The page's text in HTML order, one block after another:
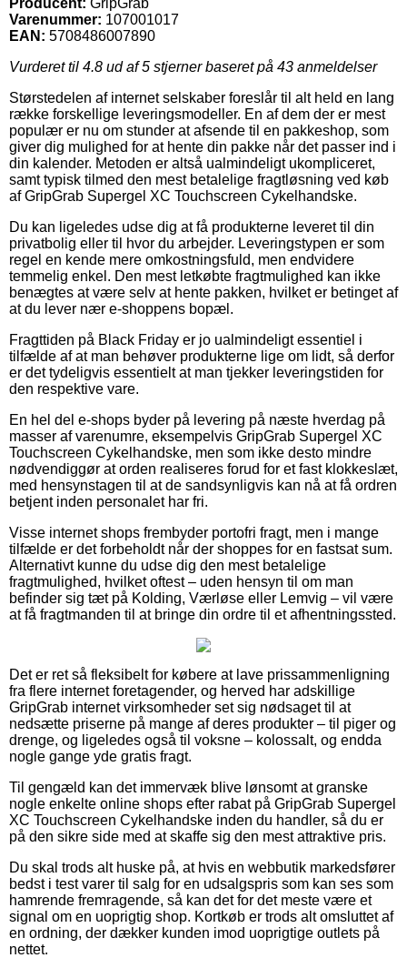
Varenummer: 107001017
EAN: 5708486007890
Vurderet til 4.8 ud af 5 stjerner baseret på 43 anmeldelser
Størstedelen af internet selskaber foreslår til alt held en lang
række forskellige leveringsmodeller. En af dem der er mest
populær er nu om stunder at afsende til en pakkeshop, som
giver dig mulighed for at hente din pakke når det passer ind i
din kalender. Metoden er altså ualmindeligt ukompliceret,
samt typisk tilmed den mest betalelige fragtløsning ved køb
af GripGrab Supergel XC Touchscreen Cykelhandske.
Du kan ligeledes udse dig at få produkterne leveret til din
privatbolig eller til hvor du arbejder. Leveringstypen er som
regel en kende mere omkostningsfuld, men endvidere
temmelig enkel. Den mest letkøbte fragtmulighed kan ikke
benægtes at være selv at hente pakken, hvilket er betinget af
at du lever nær e-shoppens bopæl.
Fragttiden på Black Friday er jo ualmindeligt essentiel i
tilfælde af at man behøver produkterne lige om lidt, så derfor
er det tydeligvis essentielt at man tjekker leveringstiden for
den respektive vare.
En hel del e-shops byder på levering på næste hverdag på
masser af varenumre, eksempelvis GripGrab Supergel XC
Touchscreen Cykelhandske, men som ikke desto mindre
nødvendiggør at orden realiseres forud for et fast klokkeslæt,
med hensynstagen til at de sandsynligvis kan nå at få ordren
betjent inden personalet har fri.
Visse internet shops frembyder portofri fragt, men i mange
tilfælde er det forbeholdt når der shoppes for en fastsat sum.
Alternativt kunne du udse dig den mest betalelige
fragtmulighed, hvilket oftest – uden hensyn til om man
befinder sig tæt på Kolding, Værløse eller Lemvig – vil være
at få fragtmanden til at bringe din ordre til et afhentningssted.
Det er ret så fleksibelt for købere at lave prissammenligning
fra flere internet foretagender, og herved har adskillige
GripGrab internet virksomheder set sig nødsaget til at
nedsætte priserne på mange af deres produkter – til piger og
drenge, og ligeledes også til voksne – kolossalt, og endda
nogle gange yde gratis fragt.
Til gengæld kan det immervæk blive lønsomt at granske
nogle enkelte online shops efter rabat på GripGrab Supergel
XC Touchscreen Cykelhandske inden du handler, så du er
på den sikre side med at skaffe sig den mest attraktive pris.
Du skal trods alt huske på, at hvis en webbutik markedsfører
bedst i test varer til salg for en udsalgspris som kan ses som
hamrende fremragende, så kan det for det meste være et
signal om en uoprigtig shop. Kortkøb er trods alt omsluttet af
en ordning, der dækker kunden imod uoprigtige outlets på
nettet.